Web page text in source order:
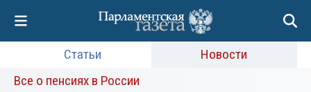
Статьи
Новости
Все о пенсиях в России